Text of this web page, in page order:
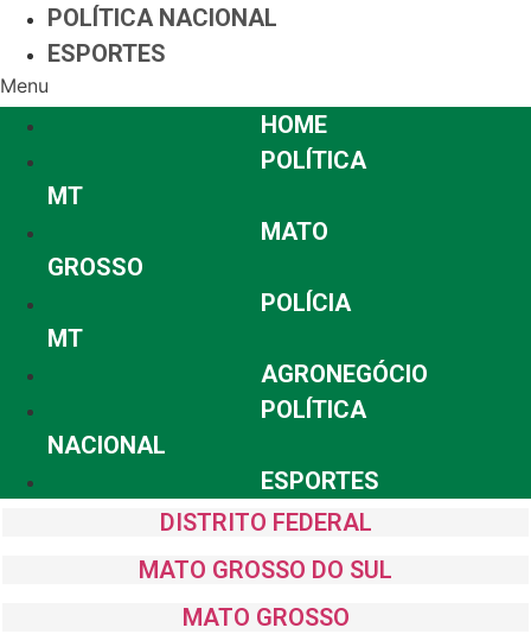
POLÍTICA NACIONAL
ESPORTES
Menu
HOME
POLÍTICA
MT
MATO
GROSSO
POLÍCIA
MT
AGRONEGÓCIO
POLÍTICA
NACIONAL
ESPORTES
DISTRITO FEDERAL
MATO GROSSO DO SUL
MATO GROSSO